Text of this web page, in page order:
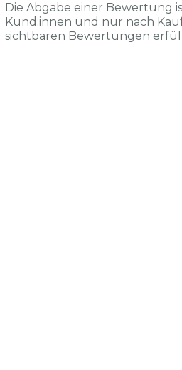
Die Abgabe einer Bewertung
Kund:innen und nur nach
sichtbaren Bewertungen